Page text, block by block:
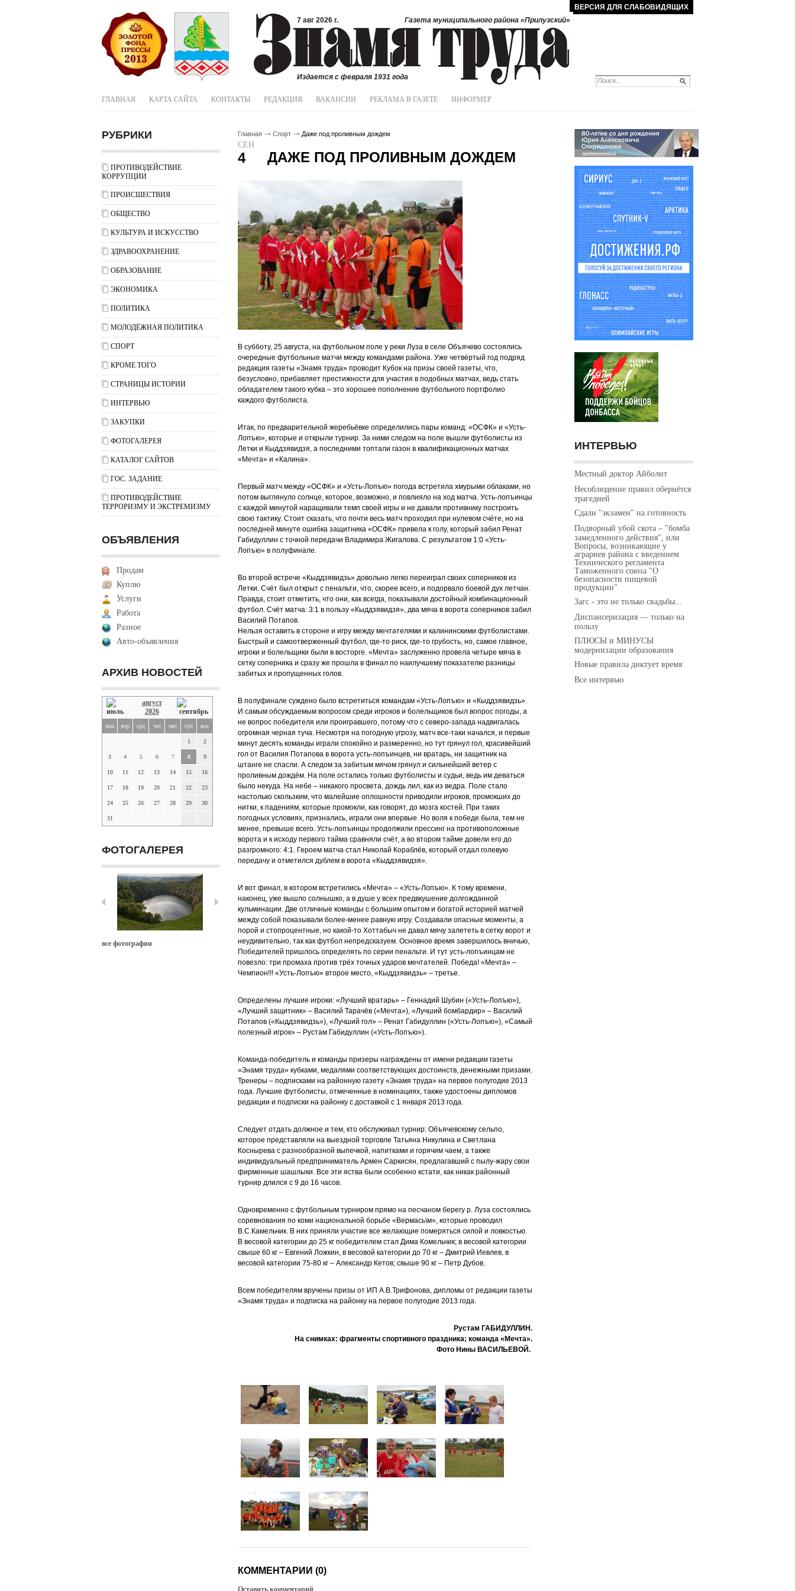
ВЕРСИЯ ДЛЯ СЛАБОВИДЯЩИХ
7 авг 2026 г.
Газета муниципального района «Прилузский»
Издается с февраля 1931 года
ГЛАВНАЯ КАРТА САЙТА КОНТАКТЫ РЕДАКЦИЯ ВАКАНСИИ РЕКЛАМА В ГАЗЕТЕ ИНФОРМЕР
РУБРИКИ
ПРОТИВОДЕЙСТВИЕ
КОРРУПЦИИ
ПРОИСШЕСТВИЯ
ОБЩЕСТВО
КУЛЬТУРА И ИСКУССТВО
ЗДРАВООХРАНЕНИЕ
ОБРАЗОВАНИЕ
ЭКОНОМИКА
ПОЛИТИКА
МОЛОДЁЖНАЯ ПОЛИТИКА
СПОРТ
КРОМЕ ТОГО
СТРАНИЦЫ ИСТОРИИ
ИНТЕРВЬЮ
ЗАКУПКИ
ФОТОГАЛЕРЕЯ
КАТАЛОГ САЙТОВ
ГОС. ЗАДАНИЕ
ПРОТИВОДЕЙСТВИЕ
ТЕРРОРИЗМУ И ЭКСТРЕМИЗМУ
ОБЪЯВЛЕНИЯ
Продам
Куплю
Услуги
Работа
Разное
Авто-объявления
АРХИВ НОВОСТЕЙ
август
2026
пон втр срд чет пят суб вск
1 2
3 4 5 6 7 8 9
10 11 12 13 14 15 16
17 18 19 20 21 22 23
24 25 26 27 28 29 30
31
ФОТОГАЛЕРЕЯ
все фотографии
Главная Спорт Даже под проливным дождем
СЕН
4 ДАЖЕ ПОД ПРОЛИВНЫМ ДОЖДЕМ
В субботу, 25 августа, на футбольном поле у реки Луза в селе Объячево состоялись
очередные футбольные матчи между командами района. Уже четвёртый год подряд
редакция газеты «Знамя труда» проводит Кубок на призы своей газеты, что,
безусловно, прибавляет престижности для участия в подобных матчах, ведь стать
обладателем такого кубка – это хорошее пополнение футбольного портфолио
каждого футболиста.
Итак, по предварительной жеребьёвке определились пары команд: «ОСФК» и «Усть-
Лопъю», которые и открыли турнир. За ними следом на поле вышли футболисты из
Летки и Кыддзявидзя, а последними топтали газон в квалификационных матчах
«Мечта» и «Калина».
Первый матч между «ОСФК» и «Усть-Лопъю» погода встретила хмурыми облаками, но
потом выглянуло солнце, которое, возможно, и повлияло на ход матча. Усть-лопъинцы
с каждой минутой наращивали темп своей игры и не давали противнику построить
свою тактику. Стоит сказать, что почти весь матч проходил при нулевом счёте, но на
последней минуте ошибка защитника «ОСФК» привела к голу, который забил Ренат
Габидуллин с точной передачи Владимира Жигалова. С результатом 1:0 «Усть-
Лопъю» в полуфинале.
Во второй встрече «Кыддзявидзь» довольно легко переиграл своих соперников из
Летки. Счёт был открыт с пенальти, что, скорее всего, и подорвало боевой дух летчан.
Правда, стоит отметить, что они, как всегда, показывали достойный комбинационный
футбол. Счёт матча: 3:1 в пользу «Кыддзявидзя», два мяча в ворота соперников забил
Василий Потапов.
Нельзя оставить в стороне и игру между мечтателями и калининскими футболистами.
Быстрый и самоотверженный футбол, где-то риск, где-то грубость, но, самое главное,
игроки и болельщики были в восторге. «Мечта» заслуженно провела четыре мяча в
сетку соперника и сразу же прошла в финал по наилучшему показателю разницы
забитых и пропущенных голов.
В полуфинале суждено было встретиться командам «Усть-Лопъю» и «Кыддзявидзь».
И самым обсуждаемым вопросом среди игроков и болельщиков был вопрос погоды, а
не вопрос победителя или проигравшего, потому что с северо-запада надвигалась
огромная черная туча. Несмотря на погодную угрозу, матч все-таки начался, и первые
минут десять команды играли спокойно и размеренно, но тут грянул гол, красивейший
гол от Василия Потапова в ворота усть-лопъинцев, ни вратарь, ни защитник на
штанге не спасли. А следом за забитым мячом грянул и сильнейший ветер с
проливным дождём. На поле остались только футболисты и судьи, ведь им деваться
было некуда. На небе – никакого просвета, дождь лил, как из ведра. Поле стало
настолько скользким, что малейшие оплошности приводили игроков, промокших до
нитки, к падениям, которые промокли, как говорят, до мозга костей. При таких
погодных условиях, признались, играли они впервые. Но воля к победе была, тем не
менее, превыше всего. Усть-лопъинцы продолжили прессинг на противоположные
ворота и к исходу первого тайма сравняли счёт, а во втором тайме довели его до
разгромного: 4:1. Героем матча стал Николай Кораблёв, который отдал голевую
передачу и отметился дублем в ворота «Кыддзявидзя».
И вот финал, в котором встретились «Мечта» – «Усть-Лопъю». К тому времени,
наконец, уже вышло солнышко, а в душе у всех предвкушение долгожданной
кульминации. Две отличные команды с большим опытом и богатой историей матчей
между собой показывали более-менее равную игру. Создавали опасные моменты, а
порой и стопроцентные, но какой-то Хоттабыч не давал мячу залететь в сетку ворот и
неудивительно, так как футбол непредсказуем. Основное время завершилось вничью,
Победителей пришлось определять по серии пенальти. И тут усть-лопъинцам не
повезло: три промаха против трёх точных ударов мечтателей. Победа! «Мечта» –
Чемпион!!! «Усть-Лопъю» второе место, «Кыддзявидзь» – третье.
Определены лучшие игроки: «Лучший вратарь» – Геннадий Шубин («Усть-Лопъю»),
«Лучший защитник» – Василий Тарачёв («Мечта»), «Лучший бомбардир» – Василий
Потапов («Кыддзявидзь»), «Лучший гол» – Ренат Габидуллин («Усть-Лопъю»), «Самый
полезный игрок» – Рустам Габидуллин («Усть-Лопъю»).
Команда-победитель и команды призеры награждены от имени редакции газеты
«Знамя труда» кубками, медалями соответствующих достоинств, денежными призами.
Тренеры – подписками на районную газету «Знамя труда» на первое полугодие 2013
года. Лучшие футболисты, отмеченные в номинациях, также удостоены дипломов
редакции и подписки на районку с доставкой с 1 января 2013 года.
Следует отдать должное и тем, кто обслуживал турнир: Объячевскому сельпо,
которое представляли на выездной торговле Татьяна Никулина и Светлана
Коснырева с разнообразной выпечкой, напитками и горячим чаем, а также
индивидуальный предприниматель Армен Саркисян, предлагавший с пылу-жару свои
фирменные шашлыки. Все эти яства были особенно кстати, как никак районный
турнир длился с 9 до 16 часов.
Одновременно с футбольным турниром прямо на песчаном берегу р. Луза состоялись
соревнования по коми национальной борьбе «Вермась\м», которые проводил
В.С.Камельчик. В них приняли участие все желающие померяться силой и ловкостью.
В весовой категории до 25 кг победителем стал Дима Комельчик; в весовой категории
свыше 60 кг – Евгений Ложкин, в весовой категории до 70 кг – Дмитрий Иевлев, в
весовой категории 75-80 кг – Александр Кетов; свыше 90 кг – Петр Дубов.
Всем победителям вручены призы от ИП А.В.Трифонова, дипломы от редакции газеты
«Знамя труда» и подписка на районку на первое полугодие 2013 года.
Рустам ГАБИДУЛЛИН.
На снимках: фрагменты спортивного праздника; команда «Мечта».
Фото Нины ВАСИЛЬЕВОЙ.
КОММЕНТАРИИ (0)
Оставить комментарий
ИНТЕРВЬЮ
Местный доктор Айболит
Несоблюдение правил обернётся
трагедией
Сдали "экзамен" на готовность
Подворный убой скота – "бомба
замедленного действия", или
Вопросы, возникающие у
аграриев района с введением
Технического регламента
Таможенного союза "О
безопасности пищевой
продукции"
Загс - это не только свадьбы...
Диспансеризация — только на
пользу
ПЛЮСЫ и МИНУСЫ
модернизации образования
Новые правила диктует время
Все интервью